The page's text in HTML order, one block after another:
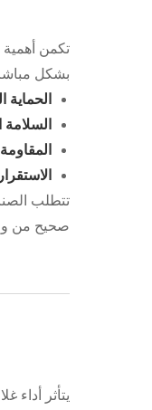
تكمن أهمية
بشكل
الحماية
السلامة
تتطلب
صحيح من
يتأثر أداء